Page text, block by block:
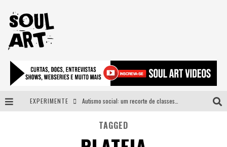
EXPERIMENTE
A subida da rampa é diferente!
Faça o bem! Mas, sem olhar a quem!?
TAGGED